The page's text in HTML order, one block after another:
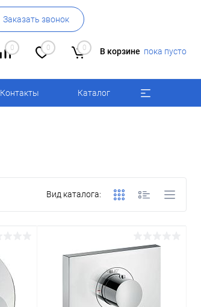
Заказать звонок
0 0 0 В корзине пока пусто
Контакты Каталог
Вид каталога: